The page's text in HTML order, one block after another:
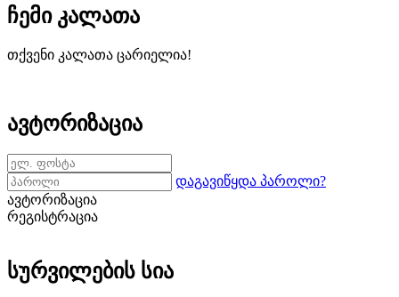
ჩემი კალათა
თქვენი კალათა ცარიელია!
ავტორიზაცია
დაგავიწყდა პაროლი?
ავტორიზაცია
რეგისტრაცია
სურვილების სია